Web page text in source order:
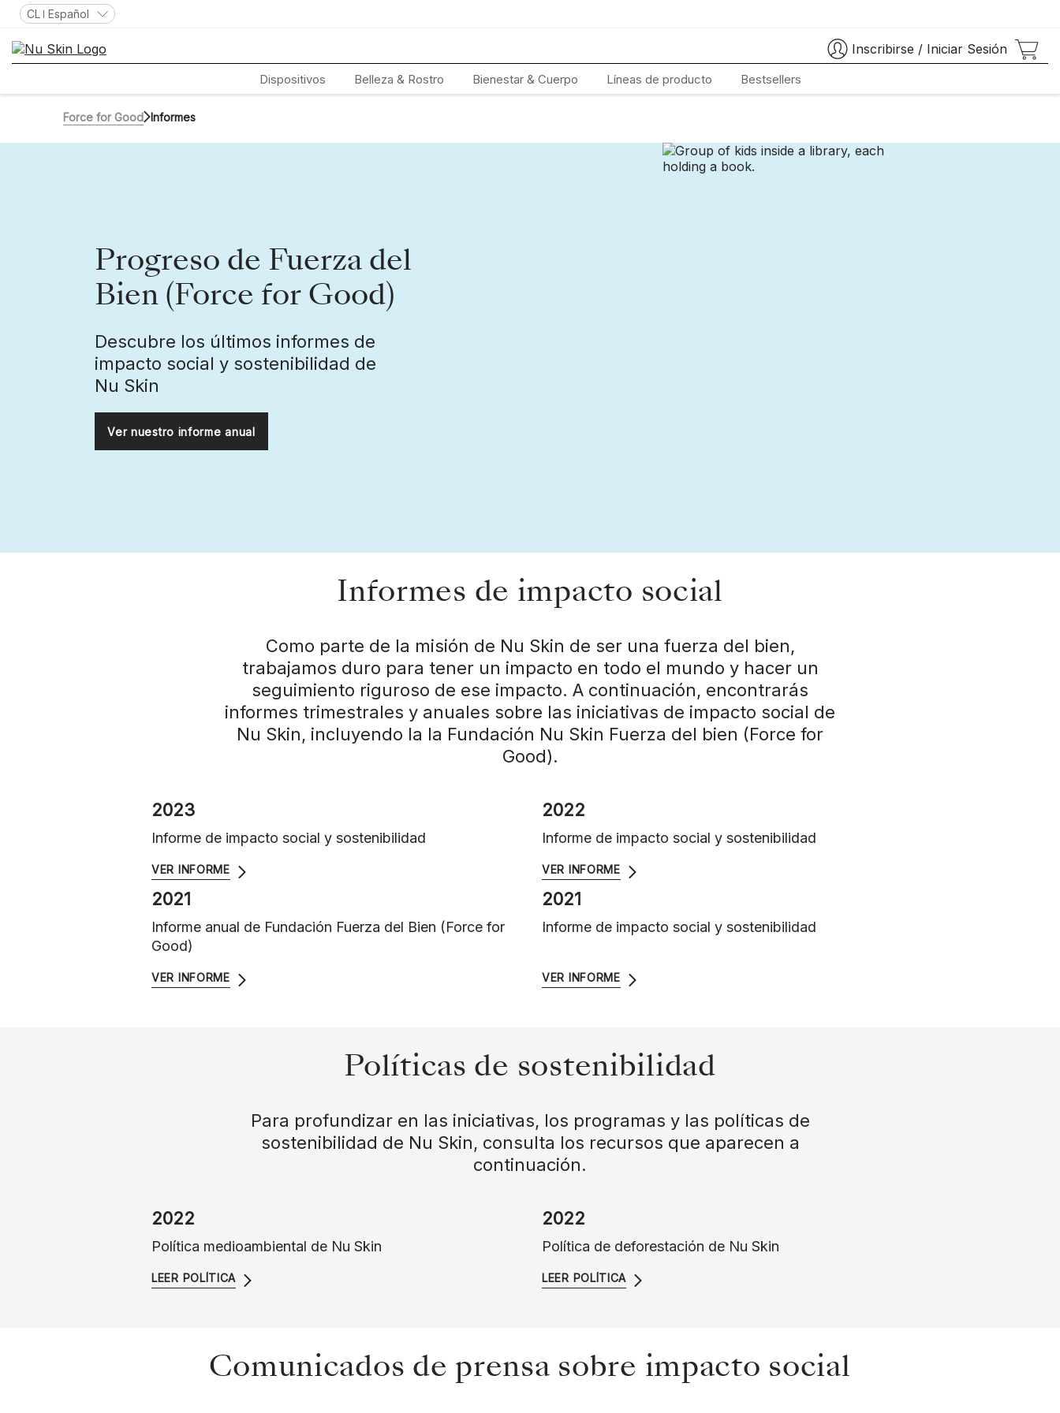
CL Español
Inscribirse / Iniciar Sesión
Dispositivos Belleza & Rostro Bienestar & Cuerpo Líneas de producto Bestsellers
Force for Good Informes
Progreso de Fuerza del
Bien (Force for Good)
Descubre los últimos informes de
impacto social y sostenibilidad de
Nu Skin
Ver nuestro informe anual
Informes de impacto social
Como parte de la misión de Nu Skin de ser una fuerza del bien,
trabajamos duro para tener un impacto en todo el mundo y hacer un
seguimiento riguroso de ese impacto. A continuación, encontrarás
informes trimestrales y anuales sobre las iniciativas de impacto social de
Nu Skin, incluyendo la la Fundación Nu Skin Fuerza del bien (Force for
Good).
2023
Informe de impacto social y sostenibilidad
VER INFORME
2022
Informe de impacto social y sostenibilidad
VER INFORME
2021
Informe anual de Fundación Fuerza del Bien (Force for
Good)
VER INFORME
2021
Informe de impacto social y sostenibilidad
VER INFORME
Políticas de sostenibilidad
Para profundizar en las iniciativas, los programas y las políticas de
sostenibilidad de Nu Skin, consulta los recursos que aparecen a
continuación.
2022
Política medioambiental de Nu Skin
LEER POLÍTICA
2022
Política de deforestación de Nu Skin
LEER POLÍTICA
Comunicados de prensa sobre impacto social